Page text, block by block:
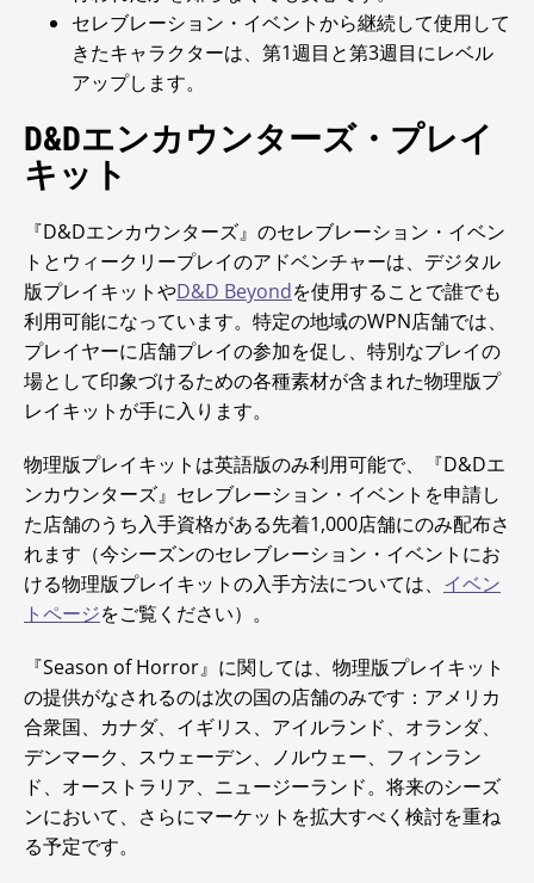
セレブレーション・イベントから継続して使用して
きたキャラクターは、第1週目と第3週目にレベル
アップします。
D&Dエンカウンターズ・プレイ
キット
『D&Dエンカウンターズ』のセレブレーション・イベン
トとウィークリープレイのアドベンチャーは、デジタル
版プレイキットやD&D Beyondを使用することで誰でも
利用可能になっています。特定の地域のWPN店舗では、
プレイヤーに店舗プレイの参加を促し、特別なプレイの
場として印象づけるための各種素材が含まれた物理版プ
レイキットが手に入ります。
物理版プレイキットは英語版のみ利用可能で、『D&Dエ
ンカウンターズ』セレブレーション・イベントを申請し
た店舗のうち入手資格がある先着1,000店舗にのみ配布さ
れます（今シーズンのセレブレーション・イベントにお
ける物理版プレイキットの入手方法については、 イベン
トページをご覧ください）。
『Season of Horror』に関しては、物理版プレイキット
の提供がなされるのは次の国の店舗のみです：アメリカ
合衆国、カナダ、イギリス、アイルランド、オランダ、
デンマーク、スウェーデン、ノルウェー、フィンラン
ド、オーストラリア、ニュージーランド。将来のシーズ
ンにおいて、さらにマーケットを拡大すべく検討を重ね
る予定です。